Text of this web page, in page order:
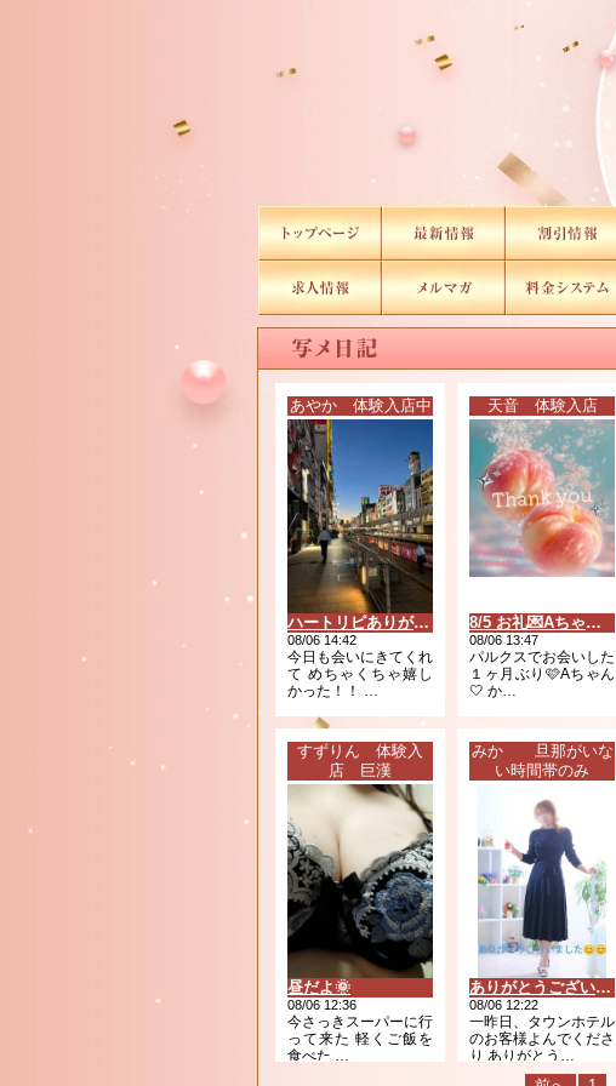
あやか 体験入店中
ハートリピありがとう😻😻
08/06 14:42
今日も会いにきてくれ
て めちゃくちゃ嬉し
かった！！ …
天音 体験入店
8/5 お礼💌Aちゃん🤍
08/06 13:47
パルクスでお会いした
１ヶ月ぶり🩷Aちゃん
🤍 か…
すずりん 体験入
店 巨漢
昼だよ🌞
08/06 12:36
今さっきスーパーに行
って来た 軽くご飯を
食べた …
みか 旦那がいな
い時間帯のみ
ありがとうございました😊😊😊
08/06 12:22
一昨日、タウンホテル
のお客様よんでくださ
り ありがとう…